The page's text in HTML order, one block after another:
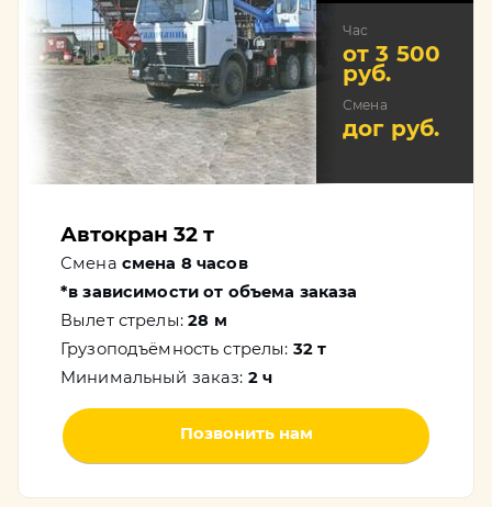
Час
от 3 500
руб.
Смена
дог руб.
Автокран 32 т
Смена смена 8 часов
*в зависимости от объема заказа
Вылет стрелы:28 м
Грузоподъёмность стрелы: 32 т
Минимальный заказ: 2 ч
Позвонить нам